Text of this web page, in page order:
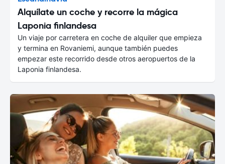
Alquílate un coche y recorre la mágica
Laponia finlandesa
Un viaje por carretera en coche de alquiler que empieza
y termina en Rovaniemi, aunque también puedes
empezar este recorrido desde otros aeropuertos de la
Laponia finlandesa.